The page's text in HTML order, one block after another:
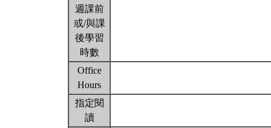
週課前
或/與課
後學習
時數
Office
Hours
指定閱
讀